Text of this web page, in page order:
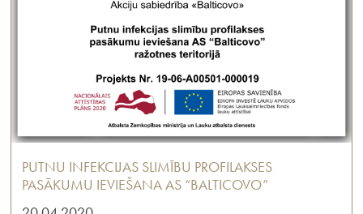
PUTNU INFEKCIJAS SLIMĪBU PROFILAKSES
PASĀKUMU IEVIEŠANA AS “BALTICOVO”